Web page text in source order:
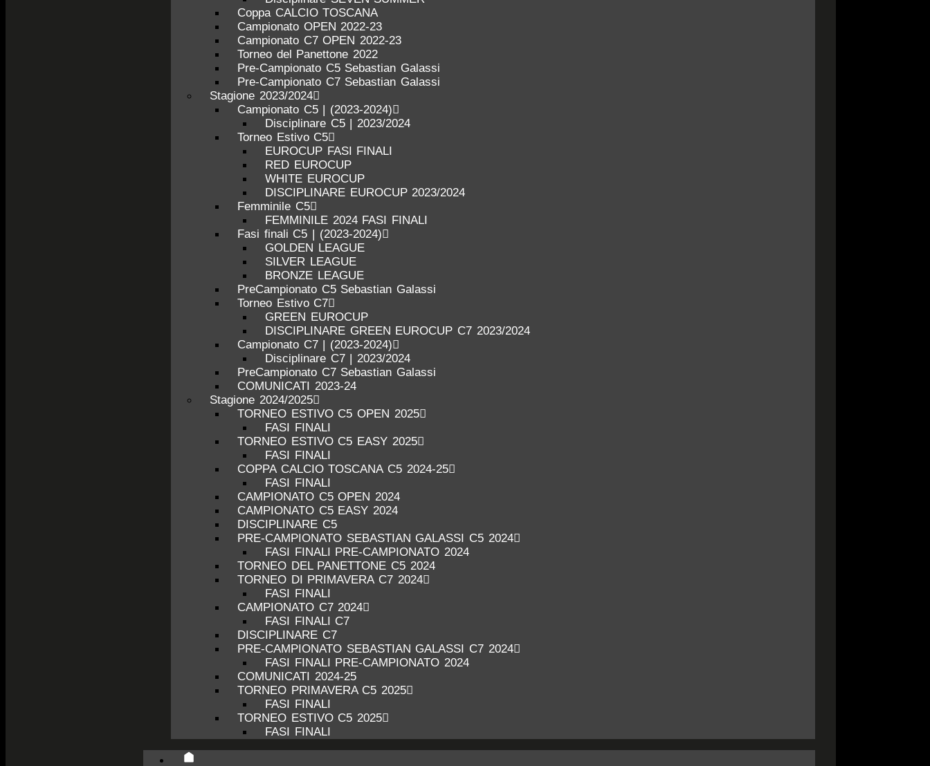
Coppa CALCIO TOSCANA
Campionato OPEN 2022-23
Campionato C7 OPEN 2022-23
Torneo del Panettone 2022
Pre-Campionato C5 Sebastian Galassi
Pre-Campionato C7 Sebastian Galassi
Stagione 2023/2024
Campionato C5 | (2023-2024)
Disciplinare C5 | 2023/2024
Torneo Estivo C5
EUROCUP FASI FINALI
RED EUROCUP
WHITE EUROCUP
DISCIPLINARE EUROCUP 2023/2024
Femminile C5
FEMMINILE 2024 FASI FINALI
Fasi finali C5 | (2023-2024)
GOLDEN LEAGUE
SILVER LEAGUE
BRONZE LEAGUE
PreCampionato C5 Sebastian Galassi
Torneo Estivo C7
GREEN EUROCUP
DISCIPLINARE GREEN EUROCUP C7 2023/2024
Campionato C7 | (2023-2024)
Disciplinare C7 | 2023/2024
PreCampionato C7 Sebastian Galassi
COMUNICATI 2023-24
Stagione 2024/2025
TORNEO ESTIVO C5 OPEN 2025
FASI FINALI
TORNEO ESTIVO C5 EASY 2025
FASI FINALI
COPPA CALCIO TOSCANA C5 2024-25
FASI FINALI
CAMPIONATO C5 OPEN 2024
CAMPIONATO C5 EASY 2024
DISCIPLINARE C5
PRE-CAMPIONATO SEBASTIAN GALASSI C5 2024
FASI FINALI PRE-CAMPIONATO 2024
TORNEO DEL PANETTONE C5 2024
TORNEO DI PRIMAVERA C7 2024
FASI FINALI
CAMPIONATO C7 2024
FASI FINALI C7
DISCIPLINARE C7
PRE-CAMPIONATO SEBASTIAN GALASSI C7 2024
FASI FINALI PRE-CAMPIONATO 2024
COMUNICATI 2024-25
TORNEO PRIMAVERA C5 2025
FASI FINALI
TORNEO ESTIVO C5 2025
FASI FINALI